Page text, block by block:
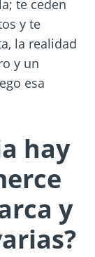
te ceden
y te
la realidad
y un
esa
hay
y